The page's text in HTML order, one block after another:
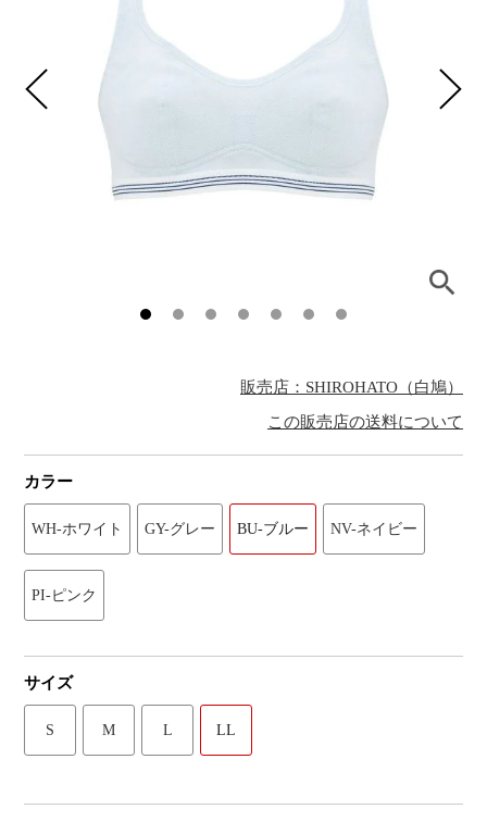
販売店：SHIROHATO（白鳩）
この販売店の送料について
カラー
WH-ホワイト GY-グレー BU-ブルー NV-ネイビー
PI-ピンク
サイズ
S M L LL